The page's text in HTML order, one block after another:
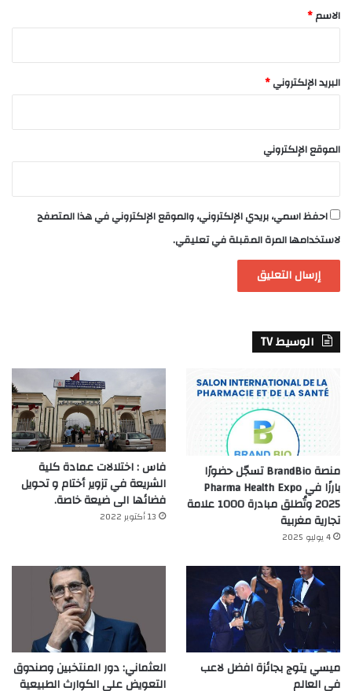
*
الاسم*
البريد الإلكتروني*
الموقع الإلكتروني
احفظ اسمي، بريدي الإلكتروني، والموقع الإلكتروني في هذا المتصفح
لاستخدامها المرة المقبلة في تعليقي.
الوسيط TV
منصة BrandBio تسجّل حضورًا
بارزًا في Pharma Health Expo
2025 وتُطلق مبادرة 1000 علامة
تجارية مغربية
4 يوليو 2025
فاس : اختلالات عمادة كلية
الشريعة في تزوير أختام و تحويل
فضائها الى ضيعة خاصة.
13 أكتوبر 2022
ميسي يتوج بجائزة افضل لاعب
في العالم‎
العثماني: دور المنتخبين وصندوق
التعويض على الكوارث الطبيعية